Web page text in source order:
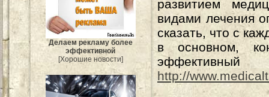
Делаем рекламу более
эффективной
[Хорошие новости]
развитием
видами лечения
сказать, что с
в основном,
http://